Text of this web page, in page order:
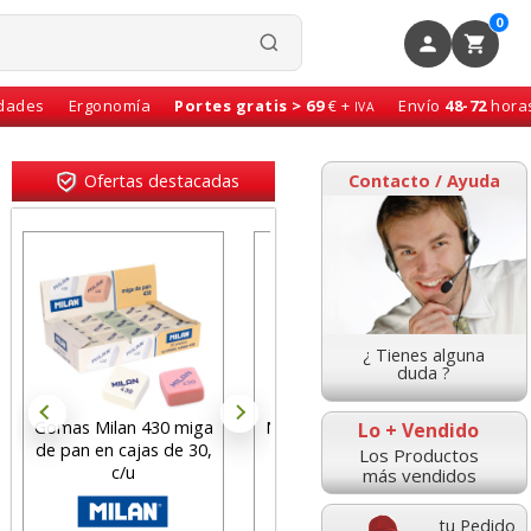
0
Ergonomía Portes gratis > 69€ + IVA Envío 48-72
Contacto / Ayuda
¿ Tienes alguna
duda ?
Lo + Vendido
Los Productos
más vendidos
tu Pedido
Ofertas destacadas
Gomas Milan 430 miga
de pan en cajas de 30,
c/u
Notas adhesivas, cubo
76x76 taco de 400
hojas amarillo